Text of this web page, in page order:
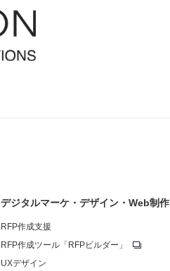
デジタルマーケ・デザイン・Web制作
RFP作成支援
RFP作成ツール「RFPビルダー」
UXデザイン